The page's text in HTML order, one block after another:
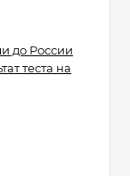
до России
теста на